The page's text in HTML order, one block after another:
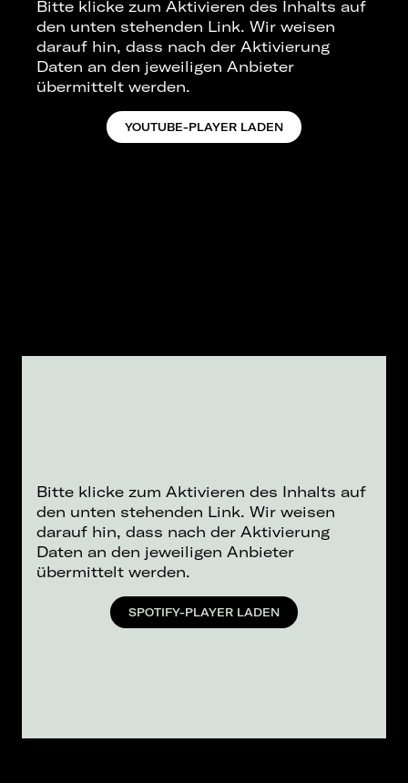
Bitte klicke zum Aktivieren des Inhalts auf
den unten stehenden Link. Wir weisen
darauf hin, dass nach der Aktivierung
Daten an den jeweiligen Anbieter
übermittelt werden.
YOUTUBE-PLAYER LADEN
Bitte klicke zum Aktivieren des Inhalts auf
den unten stehenden Link. Wir weisen
darauf hin, dass nach der Aktivierung
Daten an den jeweiligen Anbieter
übermittelt werden.
SPOTIFY-PLAYER LADEN